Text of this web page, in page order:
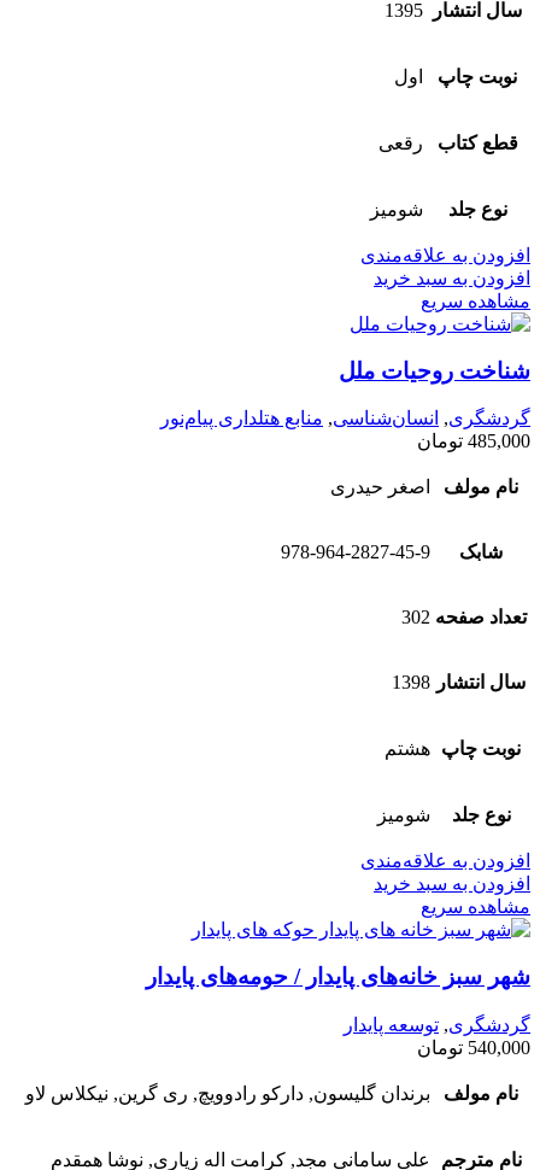
سال انتشار 1395
نوبت چاپ اول
قطع کتاب رقعی
نوع جلد شومیز
افزودن به علاقه‌مندی
افزودن به سبد خرید
مشاهده سریع
شناخت روحیات ملل
گردشگری, انسان‌شناسی, منابع هتلداری پیام‌نور
485,000 تومان
نام مولف اصغر حیدری
شابک 978-964-2827-45-9
تعداد صفحه 302
سال انتشار 1398
نوبت چاپ هشتم
نوع جلد شومیز
افزودن به علاقه‌مندی
افزودن به سبد خرید
مشاهده سریع
شهر سبز خانه‌های پایدار / حومه‌های پایدار
گردشگری, توسعه پایدار
540,000 تومان
نام مولف برندان گلیسون, دارکو رادوویچ, ری گرین, نیکلاس لاو
نام مترجم علی سامانی مجد, کرامت اله زیاری, نوشا همقدم